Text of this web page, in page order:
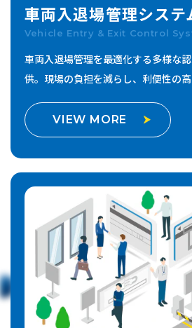
車両入退場管理システ
Vehicle Entry & Exit Control
車両入退場管理を最適化する多様な
供。 現場の負担を減らし、利便性の高
VIEW MORE